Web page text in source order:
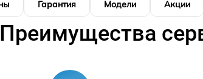
Гарантия Модели Акции
Преимущества